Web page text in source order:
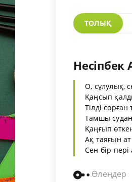
ТОЛЫҚ
Несіпбек
О, сұлулық,
Қаңсып
Тілді
Тамшы судан
Қаңғып
Ақ таяғын
Сен бір
Өлеңдер